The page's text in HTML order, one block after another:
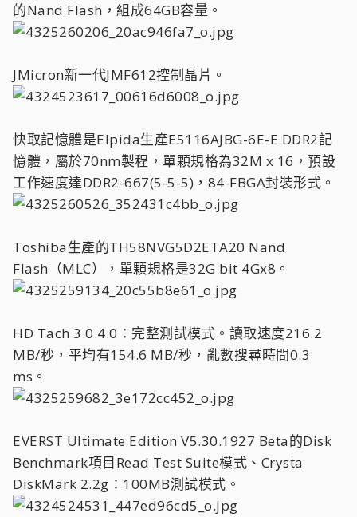
的Nand Flash，組成64GB容量。
JMicron新一代JMF612控制晶片。
快取記憶體是Elpida生產E5116AJBG-6E-E DDR2記
憶體，屬於70nm製程，單顆規格為32M x 16，預設
工作速度達DDR2-667(5-5-5)，84-FBGA封裝形式。
Toshiba生產的TH58NVG5D2ETA20 Nand
Flash（MLC），單顆規格是32G bit 4Gx8。
HD Tach 3.0.4.0：完整測試模式。讀取速度216.2
MB/秒，平均有154.6 MB/秒，亂數搜尋時間0.3
ms。
EVERST Ultimate Edition V5.30.1927 Beta的Disk
Benchmark項目Read Test Suite模式、Crysta
DiskMark 2.2g：100MB測試模式。